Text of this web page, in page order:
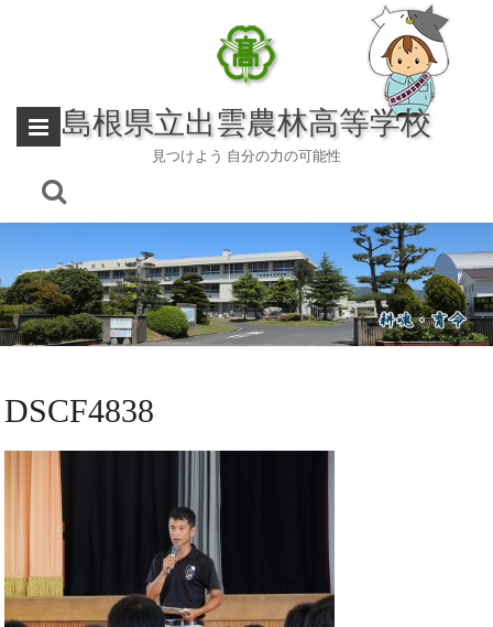
島根県立出雲農林高等学校
見つけよう 自分の力の可能性
DSCF4838